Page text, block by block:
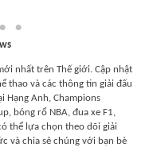
nhất trên Thế giới. Cập nhật
thao và các thông tin giải đấu
Hạng Anh, Champions
bóng rổ NBA, đua xe F1,
thể lựa chọn theo dõi giải
và chia sẻ chúng với bạn bè